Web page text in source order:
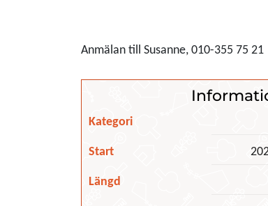
Anmälan till Susanne, 010-355 75 21
Kategori
Start
Längd